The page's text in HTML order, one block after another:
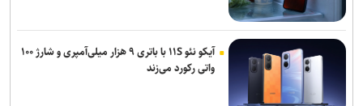
آیکو نئو ۱۱S با باتری ۹ هزار میلی‌آمپری و شارژ ۱۰۰
واتی رکورد می‌زند